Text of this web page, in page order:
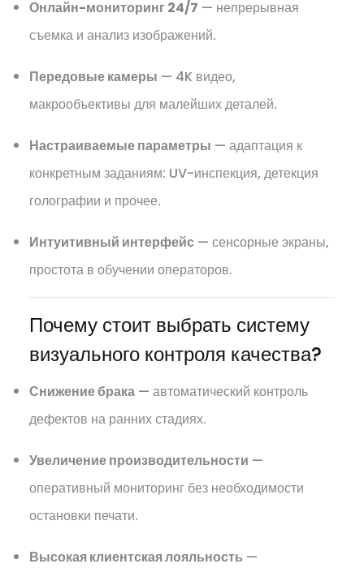
Онлайн-мониторинг 24/7 — непрерывная
съемка и анализ изображений.
Передовые камеры — 4K видео,
макрообъективы для малейших деталей.
Настраиваемые параметры — адаптация к
конкретным заданиям: UV-инспекция, детекция
голографии и прочее.
Интуитивный интерфейс— сенсорные экраны,
простота в обучении операторов.
Почему стоит выбрать систему
визуального контроля качества?
Снижение брака— автоматический контроль
дефектов на ранних стадиях.
Увеличение производительности —
оперативный мониторинг без необходимости
остановки печати.
Высокая клиентская лояльность —